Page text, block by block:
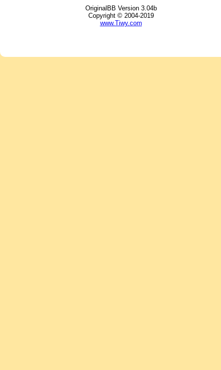
OriginalBB Version 3.04b
Copyright © 2004-2019
www.Tiwy.com